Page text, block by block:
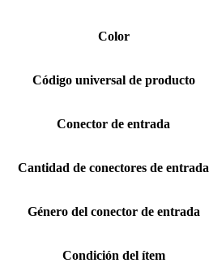
Color
Código universal de producto
Conector de entrada
Cantidad de conectores de entrada
Género del conector de entrada
Condición del ítem